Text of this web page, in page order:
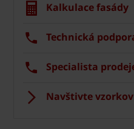
Kalkulace fasády
Technická
Specialista
Navštivte